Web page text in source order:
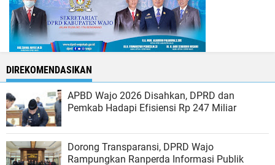
DIREKOMENDASIKAN
APBD Wajo 2026 Disahkan, DPRD dan
Pemkab Hadapi Efisiensi Rp 247 Miliar
Dorong Transparansi, DPRD Wajo
Rampungkan Ranperda Informasi Publik